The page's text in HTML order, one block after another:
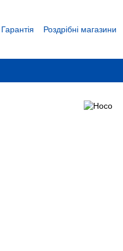
Гарантія Роздрібні магазини